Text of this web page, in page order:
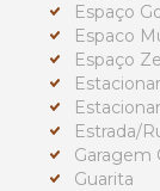
Espaço
Espaco
Espaço
Estrada/
Garagem
Guarita